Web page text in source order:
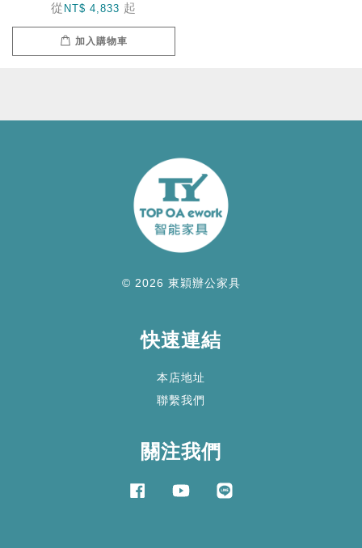
從 NT$ 4,833 起
加入購物車
© 2026 東穎辦公家具
快速連結
本店地址
聯繫我們
關注我們
FacebookYouTube